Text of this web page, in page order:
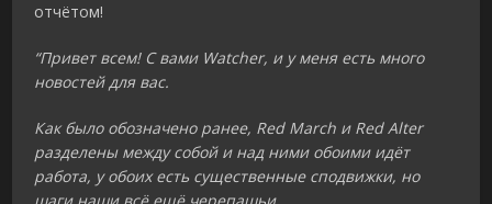
отчётом!
“Привет всем! С вами Watcher, и у меня есть много
новостей для вас.
Как было обозначено ранее, Red March и Red Alter
разделены между собой и над ними обоими идёт
работа, у обоих есть существенные сподвижки, но